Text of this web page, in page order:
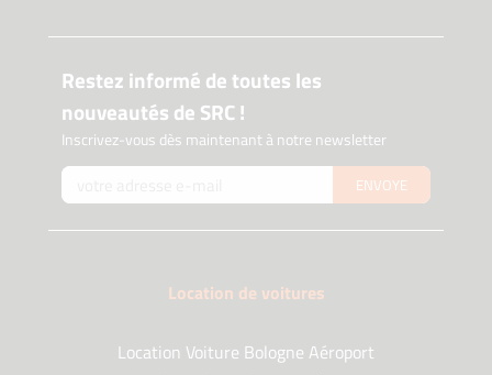
Restez informé de toutes les
nouveautés de SRC !
Inscrivez-vous dès maintenant à notre newsletter
ENVOYE
Location de voitures
Location Voiture Bologne Aéroport